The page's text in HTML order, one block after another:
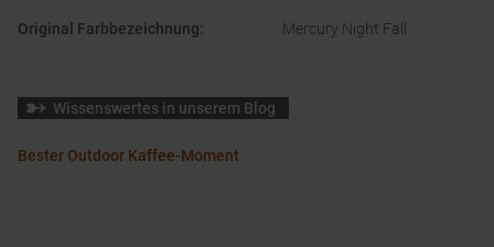
Original Farbbezeichnung: Mercury Night Fall
Wissenswertes in unserem Blog
Bester Outdoor Kaffee-Moment